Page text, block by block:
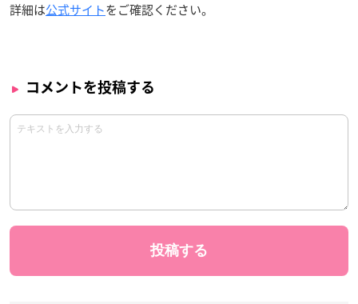
詳細は公式サイトをご確認ください。
コメントを投稿する